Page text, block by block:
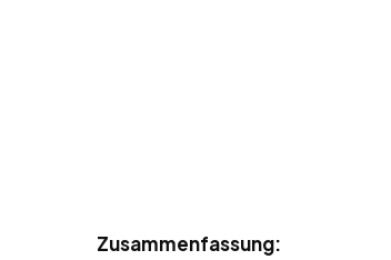
Zusammenfassung: